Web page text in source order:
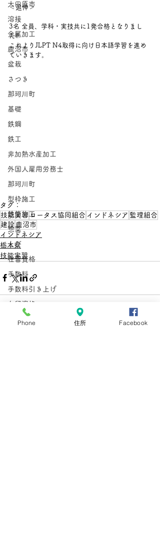
大田原市
溶接
金属加工
鹿沼市
盆栽
さつき
那珂川町
基礎
鉄鋼
鉄工
非加熱水産加工
外国人雇用労務士
那珂川町
型枠施工
鉄筋施工
惣菜
とび
在留資格
手数料
手数料引き上げ
在留資格
在留手続
＜追伸＞
3名 全員、学科・実技共に1発合格となりまし
た‼
これよりJLPT N4取得に向け日本語学習を進め
ていきます。
タグ：
技能実習 ロータス協同組合 インドネシア 監理組合
建設 鹿沼市
インドネシア
栃木県
技能実習
Phone 住所 Facebook